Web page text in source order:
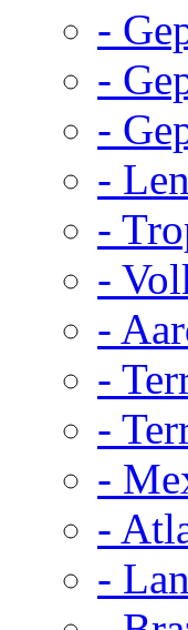
-
-
-
-
-
-
-
-
-
-
-
-